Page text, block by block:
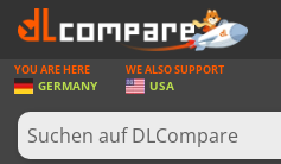
SPIELE
SPIEL KARTEN
YOU ARE HERE
GERMANY
WE ALSO SUPPORT
USA